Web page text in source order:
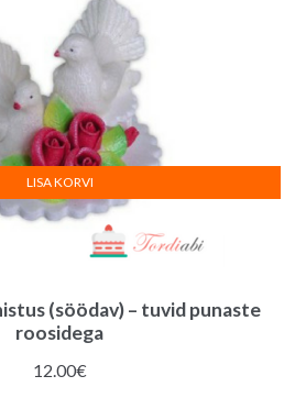
(söödav) – tuvid punaste
roosidega
12.00€
LISA KORVI